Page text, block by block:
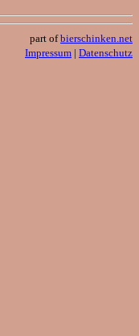
part ofbierschinken.net
Impressum | Datenschutz